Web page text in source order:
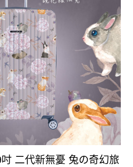
二代新無憂 兔の奇幻旅